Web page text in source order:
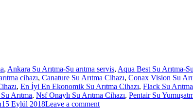
, Ankara Su Arıtma-Su arıtma servis, Aqua Best Su Arıtma-
cihazı, Canature Su Arıtma Cihazı, Conax Vision Su
, En İyi En Ekonomik Su Arıtma Cihazı, Flack Su Arıtma
Arıtma, Nsf Onaylı Su Arıtma Cihazı, Pentair Su
15 Eylül 2018Leave a comment